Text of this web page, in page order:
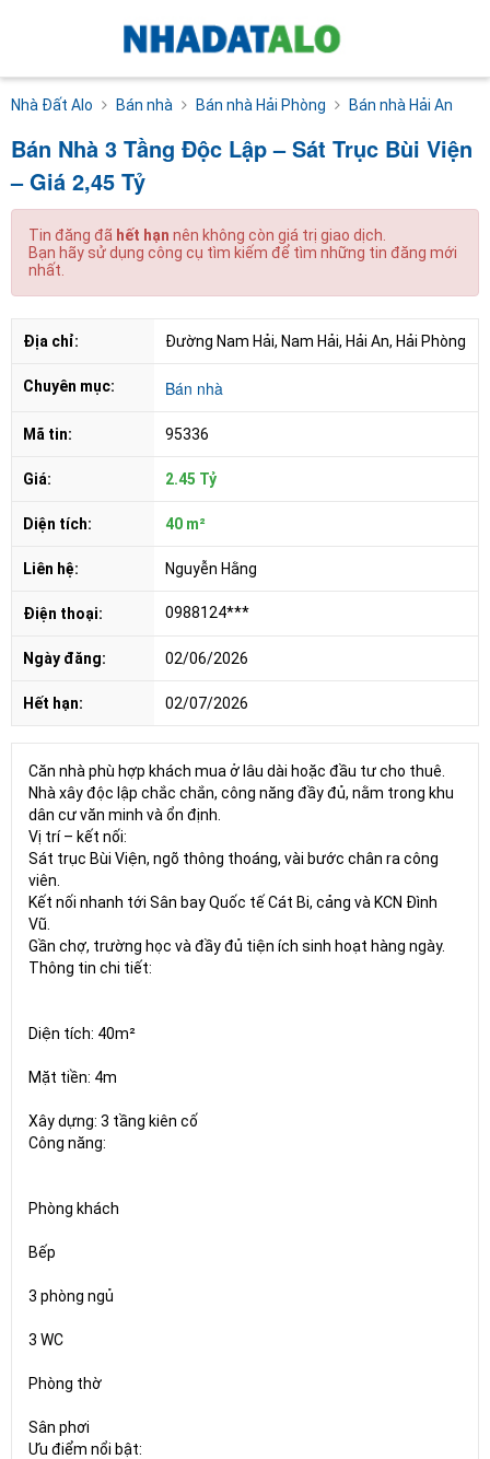
Nhà Đất Alo Bán nhà Bán nhà Hải Phòng Bán nhà Hải An
Bán Nhà 3 Tầng Độc Lập – Sát Trục Bùi Viện
– Giá 2,45 Tỷ
Tin đăng đã hết hạn nên không còn giá trị giao dịch.
Bạn hãy sử dụng công cụ tìm kiếm để tìm những tin đăng mới
nhất.
Địa chỉ: Đường Nam Hải, Nam Hải, Hải An, Hải Phòng
Chuyên mục: Bán nhà
Mã tin: 95336
Giá: 2.45 Tỷ
Diện tích: 40 m²
Liên hệ: Nguyễn Hằng
Điện thoại: 0988124***
Ngày đăng: 02/06/2026
Hết hạn: 02/07/2026
Căn nhà phù hợp khách mua ở lâu dài hoặc đầu tư cho thuê.
Nhà xây độc lập chắc chắn, công năng đầy đủ, nằm trong khu
dân cư văn minh và ổn định.
Vị trí – kết nối:
Sát trục Bùi Viện, ngõ thông thoáng, vài bước chân ra công
viên.
Kết nối nhanh tới Sân bay Quốc tế Cát Bi, cảng và KCN Đình
Vũ.
Gần chợ, trường học và đầy đủ tiện ích sinh hoạt hàng ngày.
Thông tin chi tiết:
Diện tích: 40m²
Mặt tiền: 4m
Xây dựng: 3 tầng kiên cố
Công năng:
Phòng khách
Bếp
3 phòng ngủ
3 WC
Phòng thờ
Sân phơi
Ưu điểm nổi bật: